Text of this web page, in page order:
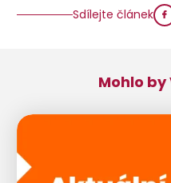
Sdílejte článek
Mohlo